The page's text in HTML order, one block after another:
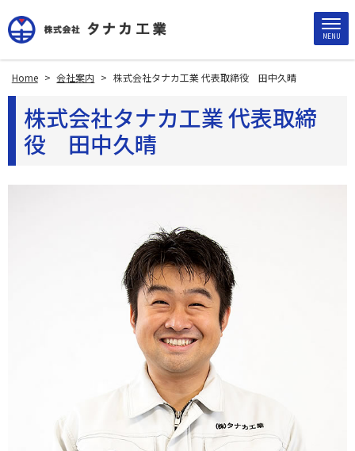
MENU
Home > 会社案内 > 株式会社タナカ工業 代表取締役 田中久晴
株式会社タナカ工業 代表取締
役 田中久晴